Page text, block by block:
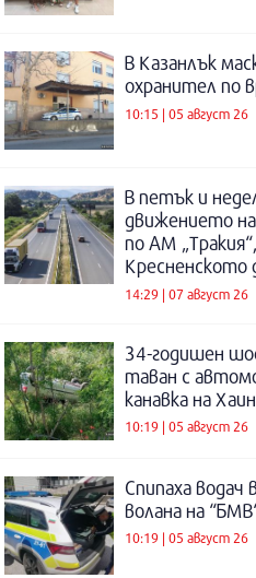
В Казанлък
охранител по
10:15 | 05 август 26
В петък и
движението
по АМ
Кресненското
14:29 | 07 август 26
34-годишен
таван с
канавка на
10:19 | 05 август 26
Спипаха водач
волана на
10:19 | 05 август 26